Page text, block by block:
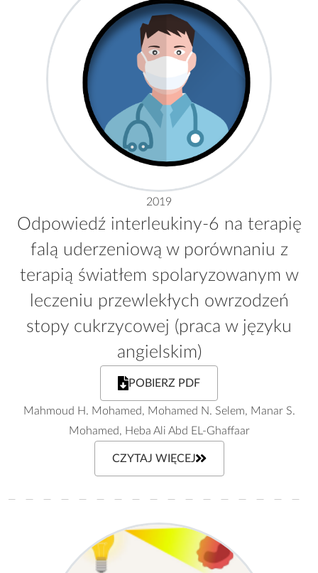
2019
Odpowiedź interleukiny-6 na terapię
falą uderzeniową w porównaniu z
terapią światłem spolaryzowanym w
leczeniu przewlekłych owrzodzeń
stopy cukrzycowej (praca w języku
angielskim)
POBIERZ PDF
Mahmoud H. Mohamed, Mohamed N. Selem, Manar S.
Mohamed, Heba Ali Abd EL-Ghaffaar
CZYTAJ WIĘCEJ